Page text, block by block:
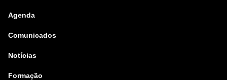
Agenda
Comunicados
Notícias
Formação